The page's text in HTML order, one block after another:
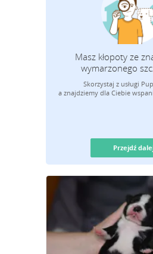
Masz kłopoty ze
wymarzonego
Skorzystaj z usługi
a znajdziemy dla Ciebie
Przejdź